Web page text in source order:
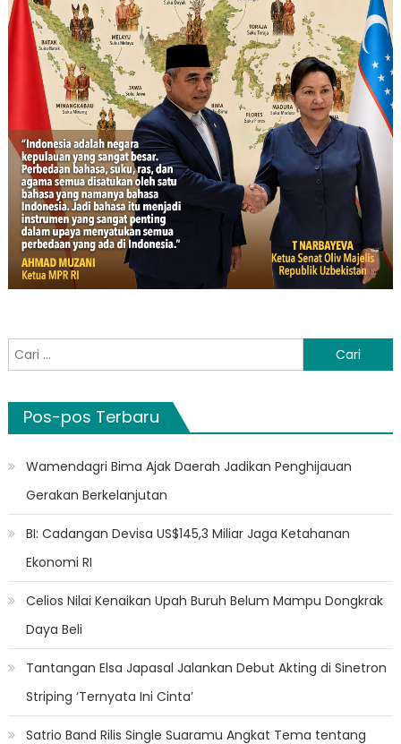
Cari
untuk:
Pos-pos Terbaru
Wamendagri Bima Ajak Daerah Jadikan Penghijauan
Gerakan Berkelanjutan
BI: Cadangan Devisa US$145,3 Miliar Jaga Ketahanan
Ekonomi RI
Celios Nilai Kenaikan Upah Buruh Belum Mampu Dongkrak
Daya Beli
Tantangan Elsa Japasal Jalankan Debut Akting di Sinetron
Striping ‘Ternyata Ini Cinta’
Satrio Band Rilis Single Suaramu Angkat Tema tentang